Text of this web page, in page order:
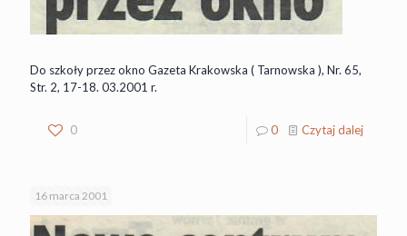
Do szkoły przez okno Gazeta Krakowska ( Tarnowska ), Nr. 65,
Str. 2, 17-18. 03.2001 r.
0 0 Czytaj dalej
16 marca 2001